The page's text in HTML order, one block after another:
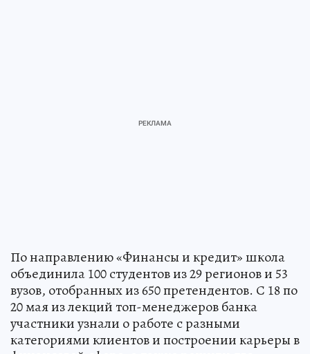
По направлению «Финансы и кредит» школа
объединила 100 студентов из 29 регионов и 53
вузов, отобранных из 650 претендентов. С 18 по
20 мая из лекций топ-менеджеров банка
участники узнали о работе с разными
категориями клиентов и построении карьеры в